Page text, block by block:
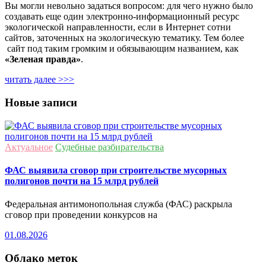
Вы могли невольно задаться вопросом: для чего нужно было
создавать еще один электронно-информационный ресурс
экологической направленности, если в Интернет сотни
сайтов, заточенных на экологическую тематику. Тем более
сайт под таким громким и обязывающим названием, как
«Зеленая правда».
читать далее >>>
Новые записи
Актуальное Судебные разбирательства
ФАС выявила сговор при строительстве мусорных
полигонов почти на 15 млрд рублей
Федеральная антимонопольная служба (ФАС) раскрыла
сговор при проведении конкурсов на
01.08.2026
Облако меток